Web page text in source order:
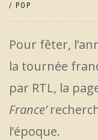
/ POP
Pour fêter,
la tournée
par RTL, la
France’
l’époque.